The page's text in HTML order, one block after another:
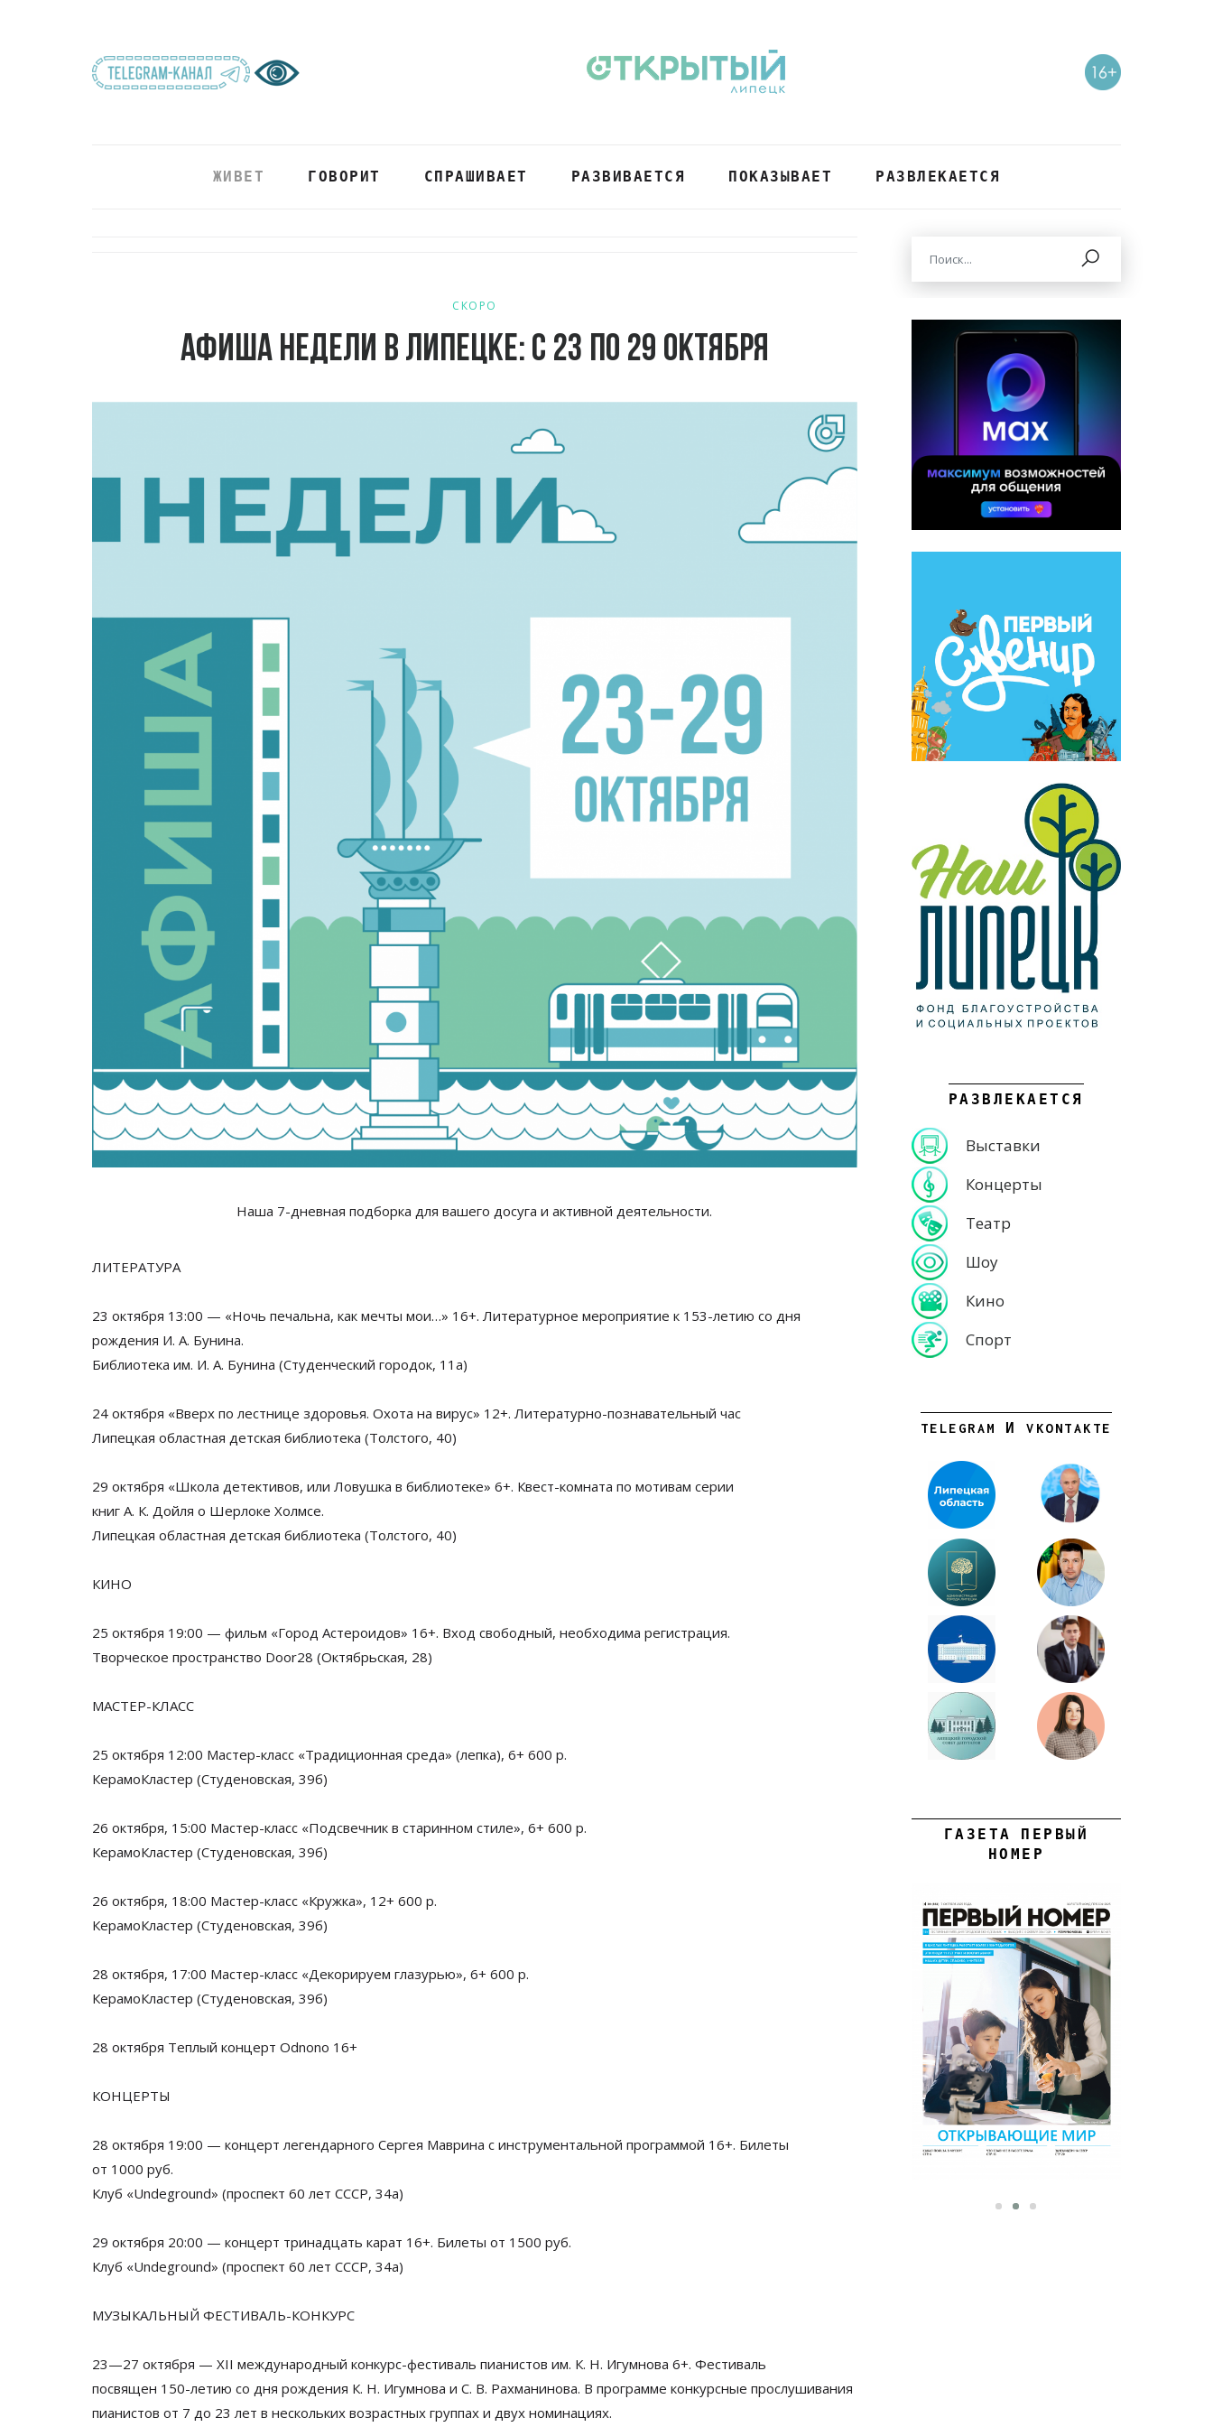
ЖИВЕТ ГОВОРИТ СПРАШИВАЕТ РАЗВИВАЕТСЯ ПОКАЗЫВАЕТ РАЗВЛЕКАЕТСЯ
СКОРО
Афиша недели в Липецке: с 23 по 29 октября
Наша 7-дневная подборка для вашего досуга и активной деятельности.
ЛИТЕРАТУРА
23 октября 13:00 — «Ночь печальна, как мечты мои…» 16+. Литературное мероприятие к 153-летию со дня
рождения И. А. Бунина.
Библиотека им. И. А. Бунина (Студенческий городок, 11а)
24 октября «Вверх по лестнице здоровья. Охота на вирус» 12+. Литературно-познавательный час
Липецкая областная детская библиотека (Толстого, 40)
29 октября «Школа детективов, или Ловушка в библиотеке» 6+. Квест-комната по мотивам серии
книг А. К. Дойля о Шерлоке Холмсе.
Липецкая областная детская библиотека (Толстого, 40)
КИНО
25 октября 19:00 — фильм «Город Астероидов» 16+. Вход свободный, необходима регистрация.
Творческое пространство Door28 (Октябрьская, 28)
МАСТЕР-КЛАСС
25 октября 12:00 Мастер-класс «Традиционная среда» (лепка), 6+ 600 р.
КерамоКластер (Студеновская, 39б)
26 октября, 15:00 Мастер-класс «Подсвечник в старинном стиле», 6+ 600 р.
КерамоКластер (Студеновская, 39б)
26 октября, 18:00 Мастер-класс «Кружка», 12+ 600 р.
КерамоКластер (Студеновская, 39б)
28 октября, 17:00 Мастер-класс «Декорируем глазурью», 6+ 600 р.
КерамоКластер (Студеновская, 39б)
28 октября Теплый концерт Odnono 16+
КОНЦЕРТЫ
28 октября 19:00 — концерт легендарного Сергея Маврина с инструментальной программой 16+. Билеты
от 1000 руб.
Клуб «Undeground» (проспект 60 лет СССР, 34а)
29 октября 20:00 — концерт тринадцать карат 16+. Билеты от 1500 руб.
Клуб «Undeground» (проспект 60 лет СССР, 34а)
МУЗЫКАЛЬНЫЙ ФЕСТИВАЛЬ-КОНКУРС
23—27 октября — XII международный конкурс-фестиваль пианистов им. К. Н. Игумнова 6+. Фестиваль
посвящен 150-летию со дня рождения К. Н. Игумнова и С. В. Рахманинова. В программе конкурсные прослушивания
пианистов от 7 до 23 лет в нескольких возрастных группах и двух номинациях.
РАЗВЛЕКАЕТСЯ
Выставки
Концерты
Театр
Шоу
Кино
Спорт
TELEGRAM И VKONTAKTE
ГАЗЕТА ПЕРВЫЙ
НОМЕР